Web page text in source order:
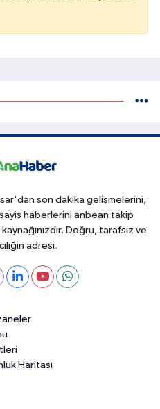
son dakika gelişmelerini,
haberlerini anbean takip
Doğru, tarafsız ve
adresi.
Haritası